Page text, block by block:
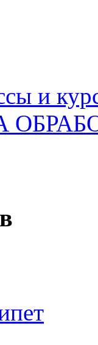
и